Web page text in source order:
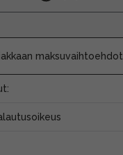
maksuvaihtoehdot